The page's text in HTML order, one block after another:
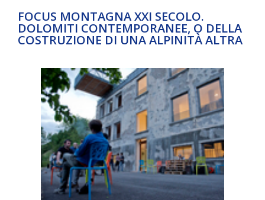
FOCUS MONTAGNA XXI SECOLO.
DOLOMITI CONTEMPORANEE, O DELLA
COSTRUZIONE DI UNA ALPINITÀ ALTRA